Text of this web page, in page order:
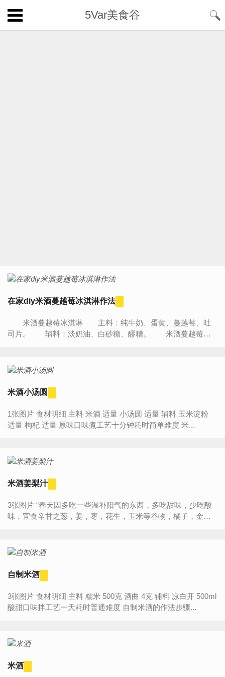
5Var美食谷
在家diy米酒蔓越莓冰淇淋作法
米酒蔓越莓冰淇淋 主料：纯牛奶、蛋黄、蔓越莓、吐
司片。 辅料：淡奶油、白砂糖、醪糟。 米酒蔓越莓冰
米酒小汤圆
1张图片 食材明细 主料 米酒 适量 小汤圆 适量 辅料 玉米淀粉
适量 枸杞 适量 原味口味煮工艺十分钟耗时简单难度 米...
米酒姜梨汁
3张图片 “春天因多吃一些温补阳气的东西，多吃甜味，少吃酸
味，宜食辛甘之葱，姜，枣，花生，玉米等谷物，橘子，金
自制米酒
3张图片 食材明细 主料 糯米 500克 酒曲 4克 辅料 凉白开 500ml
酸甜口味拌工艺一天耗时普通难度 自制米酒的作法步骤...
米酒